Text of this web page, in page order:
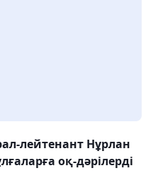
лейтенант Нұрлан
оқ-дәрілерді